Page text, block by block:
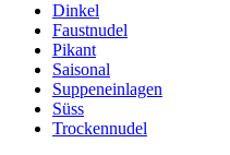
Dinkel
Faustnudel
Pikant
Saisonal
Suppeneinlagen
Süss
Trockennudel